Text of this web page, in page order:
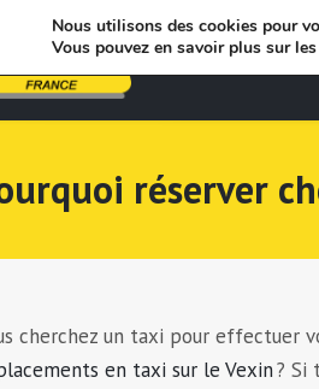
réserver
cherchez un taxi pour effectuer
en taxi sur le Vexin? Si
Nous utilisons des cookies pour
Vous pouvez en savoir plus sur